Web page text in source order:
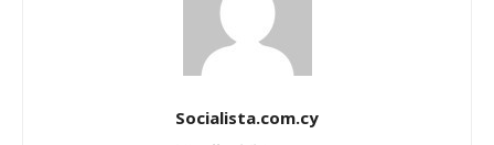
Socialista.com.cy